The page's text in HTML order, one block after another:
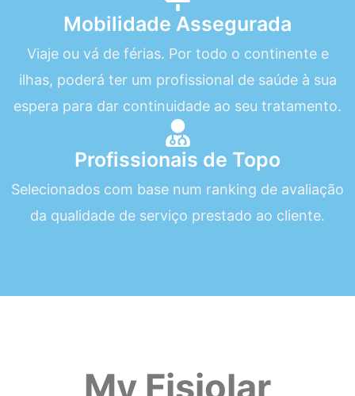
Mobilidade Assegurada
Viaje ou vá de férias. Por todo o continente e
ilhas, poderá ter um profissional de saúde à sua
espera para dar continuidade ao seu tratamento.
Profissionais de Topo
Selecionados com base num ranking de avaliação
da qualidade de serviço prestado ao cliente.
My Fisiolar